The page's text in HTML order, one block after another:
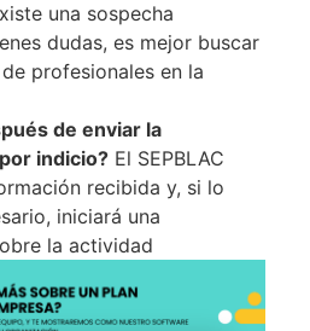
una sospecha
dudas, es mejor buscar
profesionales en la
de enviar la
indicio?El SEPBLAC
recibida y, si lo
iniciará una
la actividad